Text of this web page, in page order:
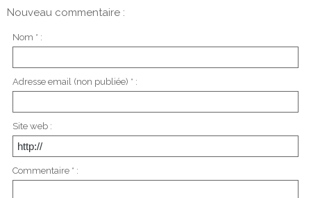
Nouveau commentaire :
Nom * :
Adresse email (non publiée) * :
Site web :
Commentaire * :